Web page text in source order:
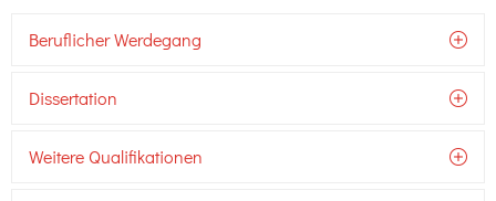
Beruflicher Werdegang
Dissertation
Weitere Qualifikationen